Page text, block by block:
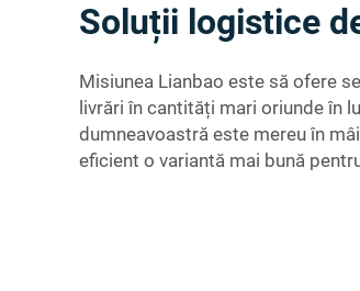
Soluții logistice
Misiunea Lianbao este să ofere
livrări în cantități mari oriunde în
dumneavoastră este mereu în
eficient o variantă mai bună